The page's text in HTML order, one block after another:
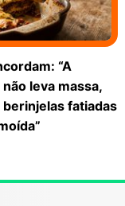
“A
leva massa,
fatiadas